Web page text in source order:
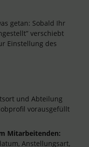
getan: Sobald Ihr
verschiebt
Einstellung des
und Abteilung
vorausgefüllt
Mitarbeitenden:
Anstellungsart,